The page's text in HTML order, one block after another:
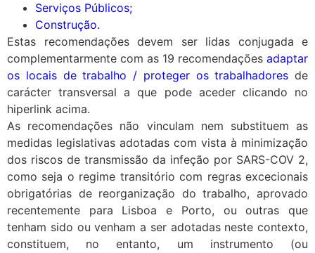
Serviços Públicos;
Construção.
Estas recomendações devem ser lidas conjugada e
complementarmente com as 19 recomendações adaptar
os locais de trabalho / proteger os trabalhadores de
carácter transversal a que pode aceder clicando no
hiperlink acima.
As recomendações não vinculam nem substituem as
medidas legislativas adotadas com vista à minimização
dos riscos de transmissão da infeção por SARS-COV 2,
como seja o regime transitório com regras excecionais
obrigatórias de reorganização do trabalho, aprovado
recentemente para Lisboa e Porto, ou outras que
tenham sido ou venham a ser adotadas neste contexto,
constituem, no entanto, um instrumento (ou